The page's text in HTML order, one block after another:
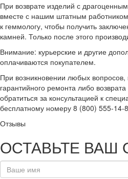
При возврате изделий с
вместе с нашим штатным
к геммологу, чтобы получить
камней. Только после этого
Внимание: курьерские и другие
оплачиваются покупателем.
При возникновении любых
гарантийного ремонта либо
обратиться за консультацией к
бесплатному номеру 8 (800) 555-14-
Отзывы
ОСТАВЬТЕ ВАШ